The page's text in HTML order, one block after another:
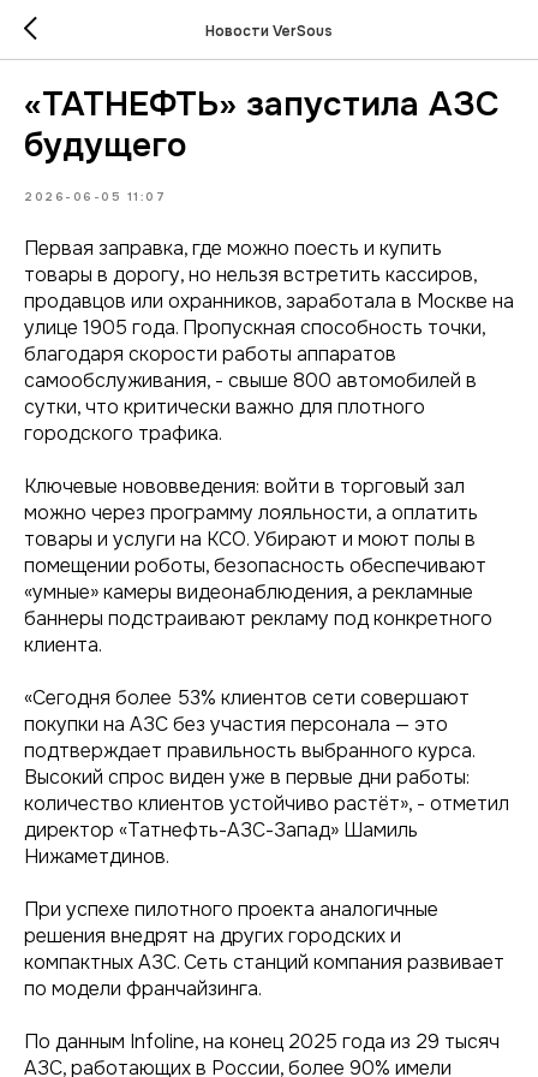
Новости VerSous
«ТАТНЕФТЬ» запустила АЗС
будущего
2026-06-05 11:07
Первая заправка, где можно поесть и купить
товары в дорогу, но нельзя встретить кассиров,
продавцов или охранников, заработала в Москве на
улице 1905 года. Пропускная способность точки,
благодаря скорости работы аппаратов
самообслуживания, - свыше 800 автомобилей в
сутки, что критически важно для плотного
городского трафика.
Ключевые нововведения: войти в торговый зал
можно через программу лояльности, а оплатить
товары и услуги на КСО. Убирают и моют полы в
помещении роботы, безопасность обеспечивают
«умные» камеры видеонаблюдения, а рекламные
баннеры подстраивают рекламу под конкретного
клиента.
«Сегодня более 53% клиентов сети совершают
покупки на АЗС без участия персонала — это
подтверждает правильность выбранного курса.
Высокий спрос виден уже в первые дни работы:
количество клиентов устойчиво растёт», - отметил
директор «Татнефть-АЗС-Запад» Шамиль
Нижаметдинов.
При успехе пилотного проекта аналогичные
решения внедрят на других городских и
компактных АЗС. Сеть станций компания развивает
по модели франчайзинга.
По данным Infoline, на конец 2025 года из 29 тысяч
АЗС, работающих в России, более 90% имели